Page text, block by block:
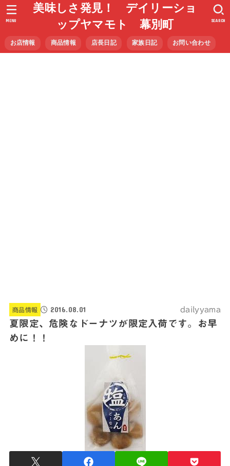
美味しさ発見！ デイリーショ
ップヤマモト 幕別町
お店情報 商品情報 店長日記 家族日記 お問い合わせ
SEARCH
MENU
商品情報 2016.08.01 dailyyama
夏限定、危険なドーナツが限定入荷です。お早
めに！！